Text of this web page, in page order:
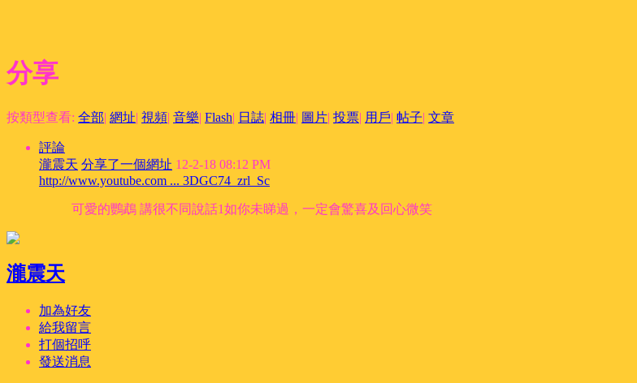
分享
按類型查看: 全部| 網址| 視頻| 音樂| Flash| 日誌| 相冊| 圖片| 投票| 用戶| 帖子| 文章
評論
瀧震天 分享了一個網址 12-2-18 08:12 PM
http://www.youtube.com ... 3DGC74_zrl_Sc
可愛的鸚鵡 講很不同說話1如你未睇過，一定會驚喜及回心微笑
瀧震天
加為好友
給我留言
打個招呼
發送消息